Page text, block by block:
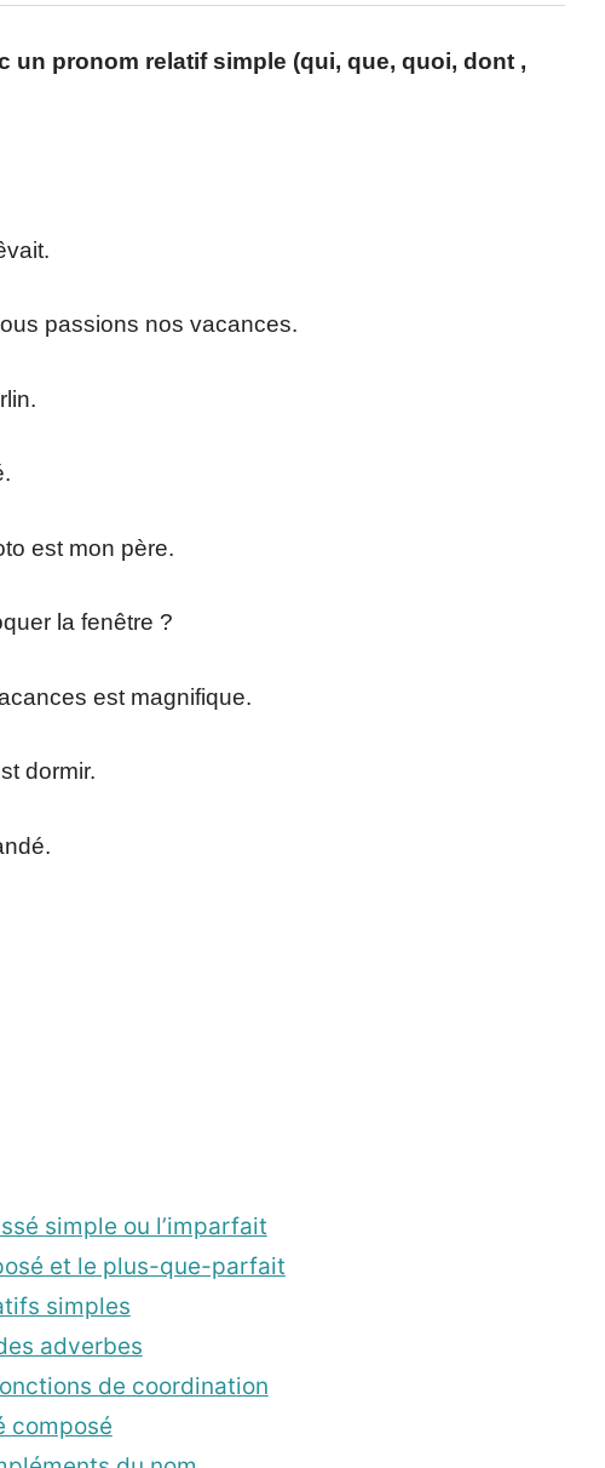
un pronom relatif simple (qui, que, quoi, dont ,
passions nos vacances.
est mon père.
la fenêtre ?
est magnifique.
dormir.
simple ou l’imparfait
et le plus-que-parfait
simples
adverbes
de coordination
composé